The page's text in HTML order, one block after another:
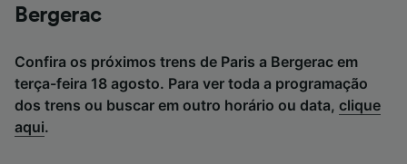
Bergerac
Confira os próximos trens de Paris a Bergerac em
terça-feira 18 agosto. Para ver toda a programação
dos trens ou buscar em outro horário ou data, clique
aqui.